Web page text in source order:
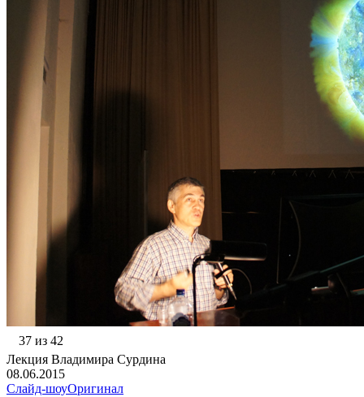
37 из 42
Лекция Владимира Сурдина
08.06.2015
Слайд-шоуОригинал